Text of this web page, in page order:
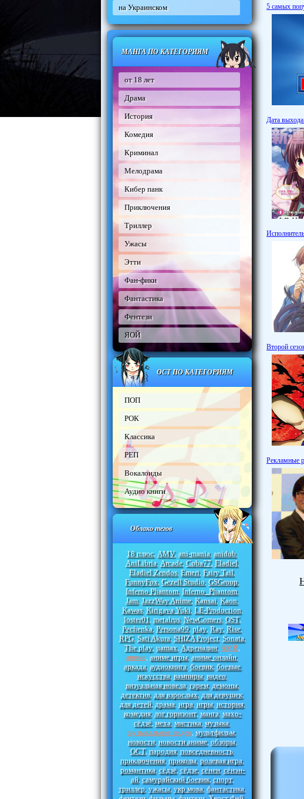
на Украинском
МАНГА ПО КАТЕГОРИЯМ
от 18 лет
Драма
История
Комедия
Криминал
Мелодрама
Кибер панк
Приключения
Триллер
Ужасы
Этти
Фан-фики
Фантастика
Фентези
ЯОЙ
ОСТ ПО КАТЕГОРИЯМ
ПОП
РОК
Классика
РЕП
Вокалоиды
Аудио книги
Облако тегов
18 плюс, AMV, ani-mania, anidub,
AniLibria, Arcade, Cuba77, Eladiel,
Eladiel Zendos, Emeri, Fairy Tail,
FunnyFox, Gezell Studio, GSGroup,
Inferno Phantom, Inferno_Phantom,
Jam, JazzWay Anime, Kansai, Kaon,
Kawas, Kirigava Yuki, LE-Production,
loster01, metalrus, NewComers, OST,
Pechenka, Persona99, play, Ray, Rise,
RPG, Sati Akura, SHIZA Project, Sonata,
The play, uamax, Адреналин, АМВ
аниме аниме игры, аниме онлайн,
аркада, аудиокнига, боевик, боевые
искусства, вампиры, видео,
визуальная новела, гарем, демоны,
детектив, для взрослых, для девушек,
для детей, драма, игра, игры, история,
комедия, лог горизонт, манга, махо-
сёдзё, меха, мистика, музыка,
музыкальное видео мультфильм,
новости, новости аниме, обзоры,
ОСТ, пародия, повседневность,
приключения, приколы, ролевая игра,
романтика, сёдзё, сёдзе, сёнен, сёнэн-
ай, самурайский боевик, спорт,
триллер, ужасы, укр мова, фантастика,
5 самых
Дата
Второй
Рекламные